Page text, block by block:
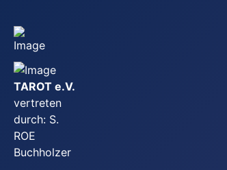
TAROT e.V.
vertreten
durch: S.
ROE
Buchholzer